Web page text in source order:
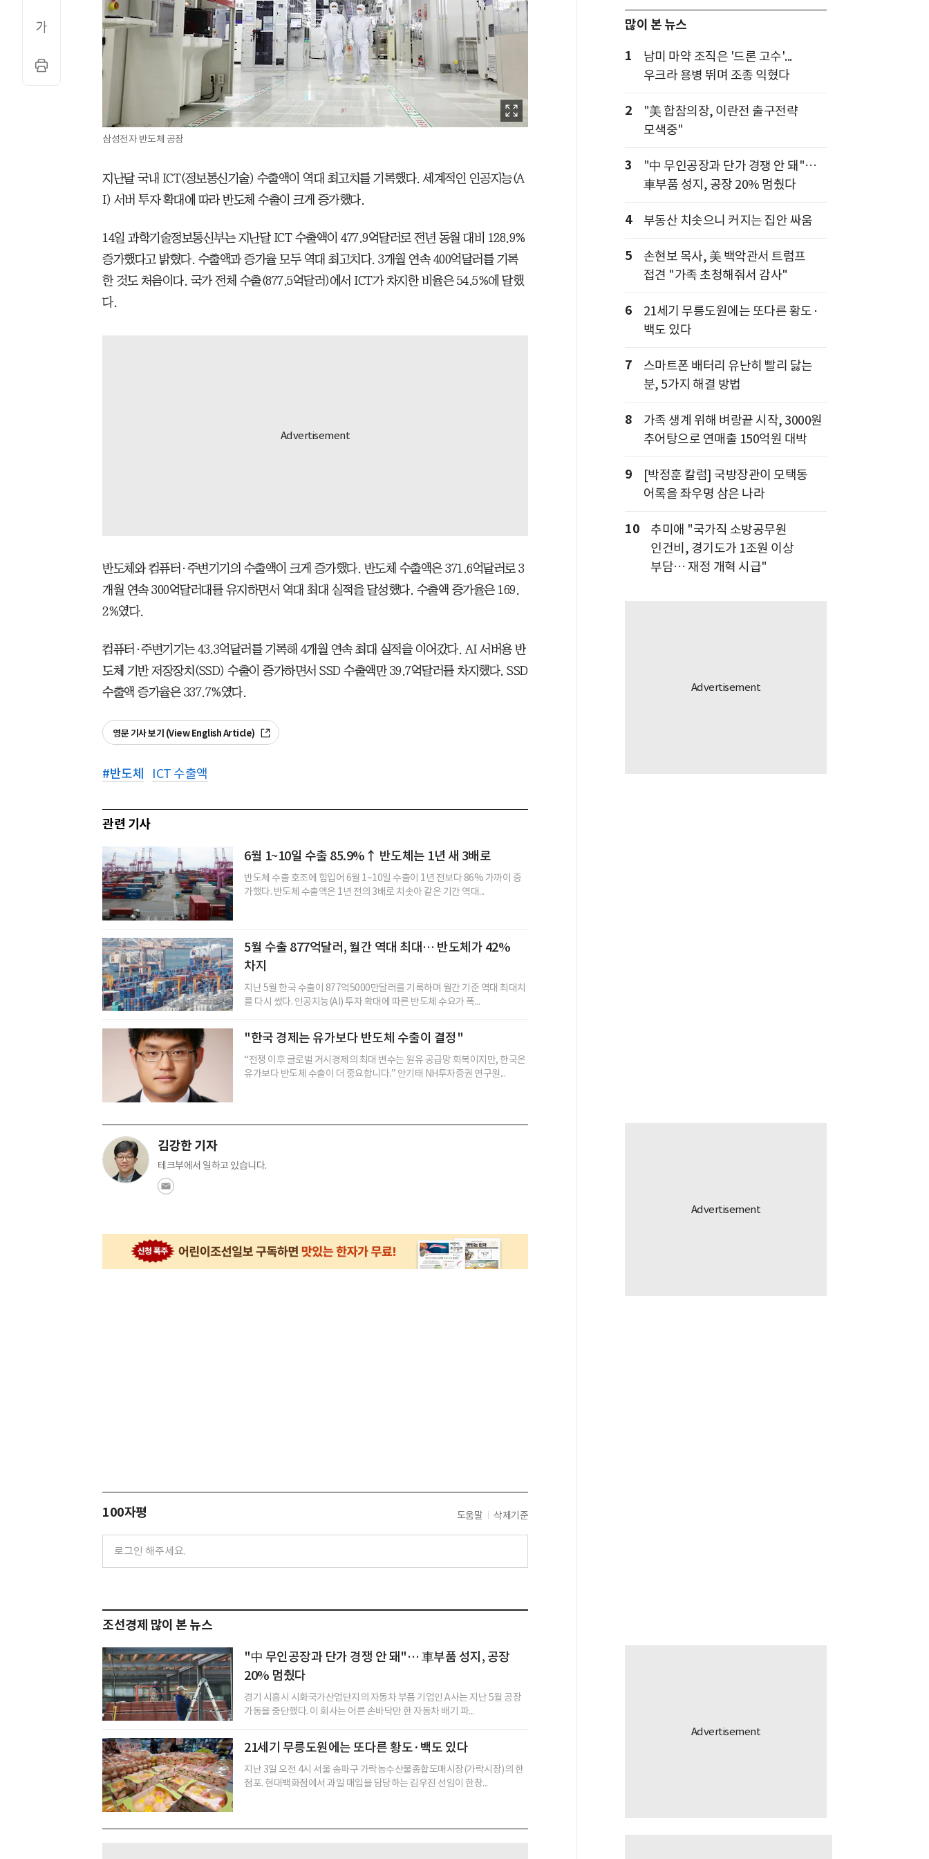
삼성전자 반도체 공장
지난달 국내 ICT(정보통신기술) 수출액이 역대 최고치를 기록했다. 세계적인 인공지능(A
I) 서버 투자 확대에 따라 반도체 수출이 크게 증가했다.
14일 과학기술정보통신부는 지난달 ICT 수출액이 477.9억달러로 전년 동월 대비 128.9%
증가했다고 밝혔다. 수출액과 증가율 모두 역대 최고치다. 3개월 연속 400억달러를 기록
한 것도 처음이다. 국가 전체 수출(877.5억달러)에서 ICT가 차지한 비율은 54.5%에 달했
다.
반도체와 컴퓨터·주변기기의 수출액이 크게 증가했다. 반도체 수출액은 371.6억달러로 3
개월 연속 300억달러대를 유지하면서 역대 최대 실적을 달성했다. 수출액 증가율은 169.
2%였다.
컴퓨터·주변기기는 43.3억달러를 기록해 4개월 연속 최대 실적을 이어갔다. AI 서버용 반
도체 기반 저장장치(SSD) 수출이 증가하면서 SSD 수출액만 39.7억달러를 차지했다. SSD
수출액 증가율은 337.7%였다.
영문 기사 보기 (View English Article)
#반도체 ICT 수출액
관련 기사
6월 1~10일 수출 85.9%↑ 반도체는 1년 새 3배로
반도체 수출 호조에 힘입어 6월 1~10일 수출이 1년 전보다 86% 가까이 증
가했다. 반도체 수출액은 1년 전의 3배로 치솟아 같은 기간 역대...
5월 수출 877억달러, 월간 역대 최대… 반도체가 42%
차지
지난 5월 한국 수출이 877억5000만달러를 기록하며 월간 기준 역대 최대치
를 다시 썼다. 인공지능(AI) 투자 확대에 따른 반도체 수요가 폭...
"한국 경제는 유가보다 반도체 수출이 결정"
“전쟁 이후 글로벌 거시경제의 최대 변수는 원유 공급망 회복이지만, 한국은
유가보다 반도체 수출이 더 중요합니다.” 안기태 NH투자증권 연구원...
김강한 기자
테크부에서 일하고 있습니다.
100자평 도움말 삭제기준
조선경제 많이 본 뉴스
"中 무인공장과 단가 경쟁 안 돼"… 車부품 성지, 공장
20% 멈췄다
경기 시흥시 시화국가산업단지의 자동차 부품 기업인 A사는 지난 5월 공장
가동을 중단했다. 이 회사는 어른 손바닥만 한 자동차 배기 파...
21세기 무릉도원에는 또다른 황도·백도 있다
지난 3일 오전 4시 서울 송파구 가락농수산물종합도매시장(가락시장)의 한
점포. 현대백화점에서 과일 매입을 담당하는 김우진 선임이 한창...
많이 본 뉴스
1
남미 마약 조직은 '드론 고수'...
우크라 용병 뛰며 조종 익혔다
2
"美 합참의장, 이란전 출구전략
모색중"
3
"中 무인공장과 단가 경쟁 안 돼"…
車부품 성지, 공장 20% 멈췄다
4 부동산 치솟으니 커지는 집안 싸움
5
손현보 목사, 美 백악관서 트럼프
접견 "가족 초청해줘서 감사"
6
21세기 무릉도원에는 또다른 황도·
백도 있다
7
스마트폰 배터리 유난히 빨리 닳는
분, 5가지 해결 방법
8
가족 생계 위해 벼랑끝 시작, 3000원
추어탕으로 연매출 150억원 대박
9
[박정훈 칼럼] 국방장관이 모택동
어록을 좌우명 삼은 나라
10
추미애 "국가직 소방공무원
인건비, 경기도가 1조원 이상
부담… 재정 개혁 시급"